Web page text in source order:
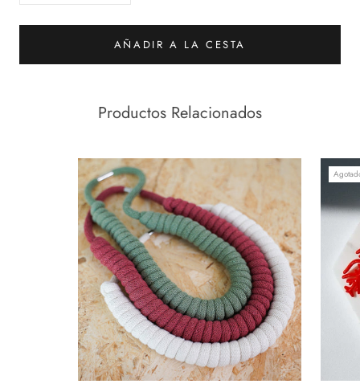
AÑADIR A LA CESTA
Productos Relacionados